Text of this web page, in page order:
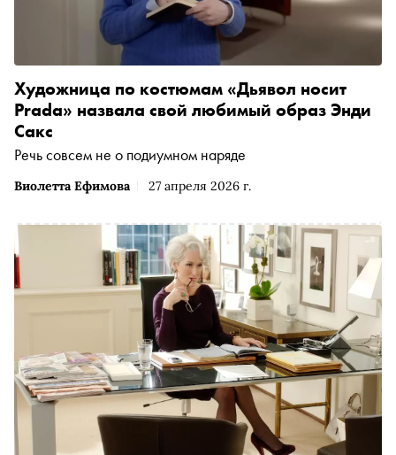
Виолетта Ефимова 27 апреля 2026 г.
Художница по костюмам «Дьявол носит
Prada» назвала свой любимый образ Энди
Сакс
Речь совсем не о подиумном наряде